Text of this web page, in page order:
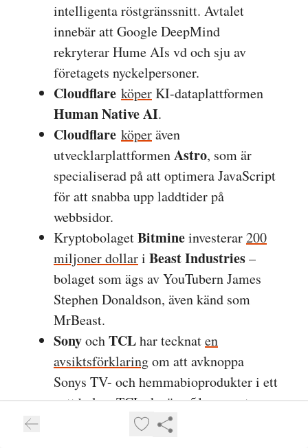
intelligenta röstgränssnitt. Avtalet
innebär att Google DeepMind
rekryterar Hume AIs vd och sju av
företagets nyckelpersoner.
Cloudflare köperKI-dataplattformen
Human Native AI.
Cloudflare köperäven
utvecklarplattformenAstro, som är
specialiserad på att optimera JavaScript
för att snabba upp laddtider på
webbsidor.
KryptobolagetBitmineinvesterar200
miljoner dollari Beast Industries–
bolaget som ägs av YouTubern James
Stephen Donaldson, även känd som
MrBeast.
SonyochTCLhar tecknaten
avsiktsförklaringom att avknoppa
Sonys TV- och hemmabioprodukter i ett
nytt bolag. TCL ska äga 51 procent av
det nya bolaget, medan Sony behåller 49